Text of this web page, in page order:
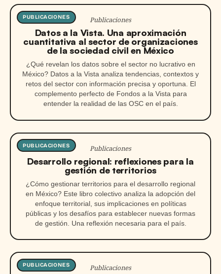
PUBLICACIONES Publicaciones
Datos a la Vista. Una aproximación
cuantitativa al sector de organizaciones
de la sociedad civil en México
¿Qué revelan los datos sobre el sector no lucrativo en
México? Datos a la Vista analiza tendencias, contextos y
retos del sector con información precisa y oportuna. El
complemento perfecto de Fondos a la Vista para
entender la realidad de las OSC en el país.
PUBLICACIONES Publicaciones
Desarrollo regional: reflexiones para la
gestión de territorios
¿Cómo gestionar territorios para el desarrollo regional
en México? Este libro colectivo analiza la adopción del
enfoque territorial, sus implicaciones en políticas
públicas y los desafíos para establecer nuevas formas
de gestión. Una reflexión necesaria para el país.
PUBLICACIONES Publicaciones